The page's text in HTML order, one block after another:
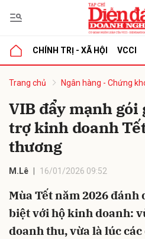
CHÍNH TRỊ - XÃ HỘI VCCI
Trang chủ Ngân hàng - Chứng
VIB đẩy mạnh gói
trợ kinh doanh
thương
M.Lê 16/01/2026 09:52
Mùa Tết năm 2026 đánh
biệt với hộ kinh doanh:
doanh thu, vừa là lúc
luận